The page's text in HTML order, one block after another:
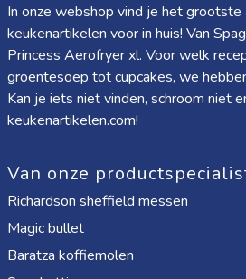
In onze webshop vind je het
keukenartikelen voor in huis! Van
Princess Aerofryer xl. Voor welk
groentesoep tot cupcakes, we
Kan je iets niet vinden, schroom niet
keukenartikelen.com!
Van onze
Richardson sheffield messen
Magic bullet
Baratza koffiemolen